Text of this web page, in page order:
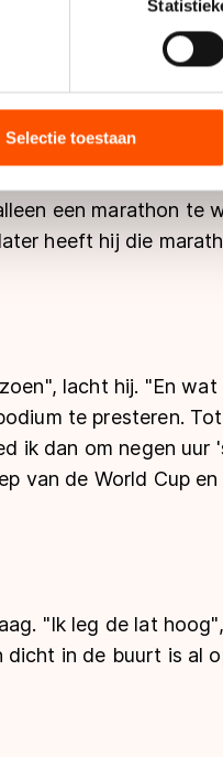
Cookieverklaring.
onze site met onze
die u aan hen heeft
aan landen
Door op ‘Toestaan’ te
Selectie toestaan
hij zijn telefoon
een marathon te
heeft hij die
lacht hij. "En
te presteren.
ik dan om negen uur
van de World Cup
"Ik leg de lat
dicht in de buurt is al